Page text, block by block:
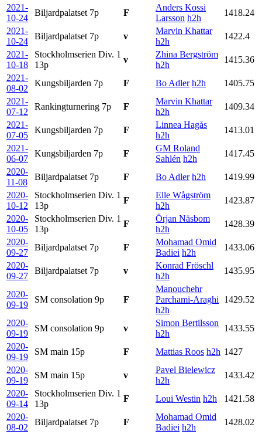
2021-
10-24
Biljardpalatset 7p F
Anders Kossi
Larsson h2h
1418.24
2021-
10-24
Biljardpalatset 7p v
Marvin Khattar
h2h
1422.4
2021-
10-18
Stockholmserien Div. 1
13p
v
Zhina Bergström
h2h
1415.36
2021-
08-02
Kungsbiljarden 7p F Bo Adler h2h
1405.75
2021-
07-12
Rankingturnering 7p F
Marvin Khattar
h2h
1409.34
2021-
07-05
Kungsbiljarden 7p F
Linnea Hagås
h2h
1413.01
2021-
06-07
Kungsbiljarden 7p F
GM Roland
Sahlén h2h
1417.45
2020-
11-08
Biljardpalatset 7p F Bo Adler h2h
1419.99
2020-
10-12
Stockholmserien Div. 1
13p
F
Elle Wågström
h2h
1423.87
2020-
10-05
Stockholmserien Div. 1
13p
F
Örjan Näsbom
h2h
1428.39
2020-
09-27
Biljardpalatset 7p F
Mohamad Omid
Badiei h2h
1433.06
2020-
09-27
Biljardpalatset 7p v
Konrad Fröschl
h2h
1435.95
2020-
09-19
SM consolation 9p F
Manouchehr
Parchami-Araghi
h2h
1429.52
2020-
09-19
SM consolation 9p v
Simon Bertilsson
h2h
1433.55
2020-
09-19
SM main 15p F Mattias Roos h2h 1427
2020-
09-19
SM main 15p v
Pavel Bielewicz
h2h
1433.42
2020-
09-14
Stockholmserien Div. 1
13p
F Loui Westin h2h
1421.58
2020-
08-02
Biljardpalatset 7p F
Mohamad Omid
Badiei h2h
1428.02